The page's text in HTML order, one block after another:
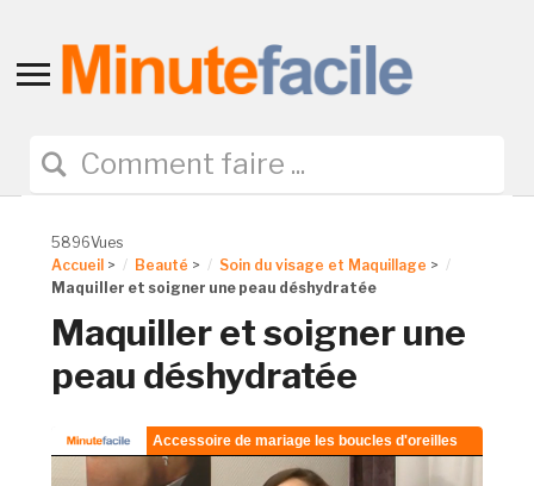
Toggle
navigation
5896Vues
Accueil > Beauté > Soin du visage et Maquillage >
Maquiller et soigner une peau déshydratée
Maquiller et soigner une
peau déshydratée